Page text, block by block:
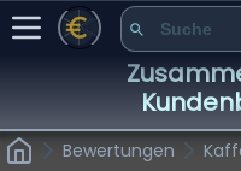
Bewertungen